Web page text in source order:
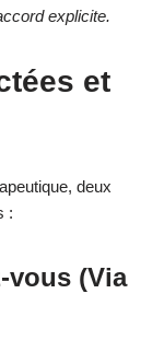
explicite.
et
deux
:
vous (Via